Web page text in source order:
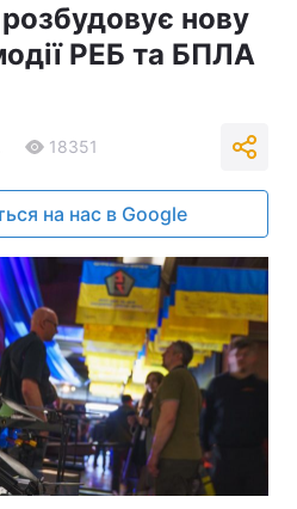
нову
РЕБ та БПЛА
18351
на нас в Google